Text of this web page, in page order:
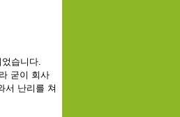
습니다.
굳이 회사
서 난리를 쳐